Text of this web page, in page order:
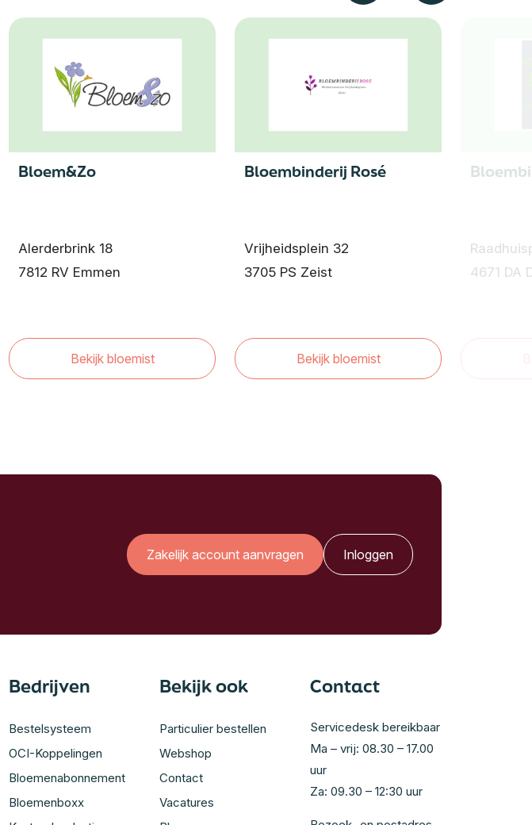
Bloem&Zo
Alerderbrink 18
7812 RV Emmen
Bekijk bloemist
Bloembinderij Rosé
Vrijheidsplein 32
3705 PS Zeist
Bekijk bloemist
4671 DA
Zakelijk account aanvragen Inloggen
Bedrijven
Bestelsysteem
OCI-Koppelingen
Bloemenabonnement
Bloemenboxx
Bekijk ook
Particulier bestellen
Webshop
Contact
Vacatures
Contact
Servicedesk bereikbaar
Ma – vrij: 08.30 – 17.00
uur
Za: 09.30 – 12:30 uur